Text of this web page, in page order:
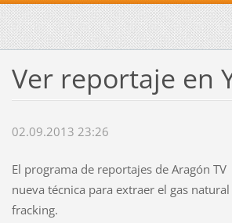
Ver reportaje en
02.09.2013 23:26
El programa de reportajes de Aragón
nueva técnica para extraer el gas
fracking.